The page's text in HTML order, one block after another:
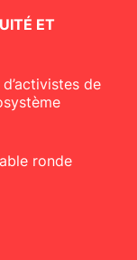
ET
de
ronde